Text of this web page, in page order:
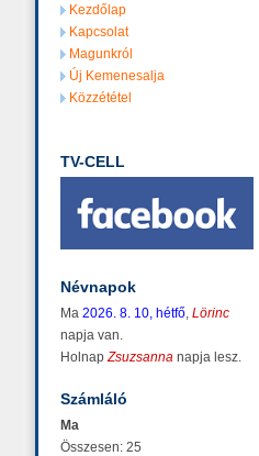
Kezdőlap
Kapcsolat
Magunkról
Új Kemenesalja
Közzététel
TV-CELL
Névnapok
Ma 2026. 8. 10, hétfő, Lörinc
napja van.
HolnapZsuzsanna napja lesz.
Számláló
Ma
Összesen: 25